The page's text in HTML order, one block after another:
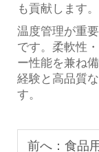
も貢献します。
温度管理が重
です。柔軟性
ー性能を兼ね
経験と高品質
す。
前へ： 食品用